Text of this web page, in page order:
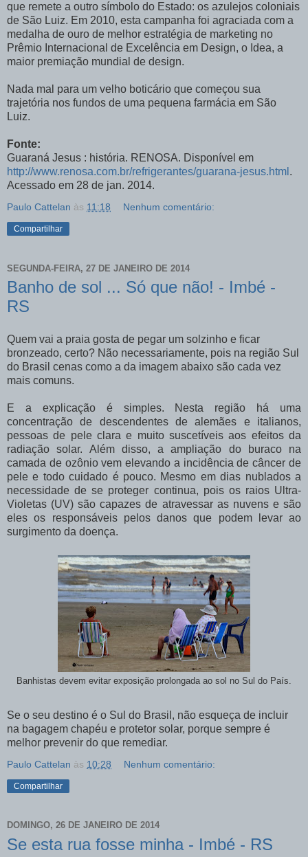
que remete a outro símbolo do Estado: os azulejos coloniais
de São Luiz. Em 2010, esta campanha foi agraciada com a
medalha de ouro de melhor estratégia de marketing no
Prêmio Internacional de Excelência em Design, o Idea, a
maior premiação mundial de design.
Nada mal para um velho boticário que começou sua
trajetória nos fundos de uma pequena farmácia em São
Luiz.
Fonte:
Guaraná Jesus : história. RENOSA. Disponível em
http://www.renosa.com.br/refrigerantes/guarana-jesus.html .
Acessado em 28 de jan. 2014.
Paulo Cattelan às 11:18 Nenhum comentário:
Compartilhar
SEGUNDA-FEIRA, 27 DE JANEIRO DE 2014
Banho de sol ... Só que não! - Imbé -
RS
Quem vai a praia gosta de pegar um solzinho e ficar
bronzeado, certo? Não necessariamente, pois na região Sul
do Brasil cenas como a da imagem abaixo são cada vez
mais comuns.
E a explicação é simples. Nesta região há uma
concentração de descendentes de alemães e italianos,
pessoas de pele clara e muito suscetíveis aos efeitos da
radiação solar. Além disso, a ampliação do buraco na
camada de ozônio vem elevando a incidência de câncer de
pele e todo cuidado é pouco. Mesmo em dias nublados a
necessidade de se proteger continua, pois os raios Ultra-
Violetas (UV) são capazes de atravessar as nuvens e são
eles os responsáveis pelos danos que podem levar ao
surgimento da doença.
Banhistas devem evitar exposição prolongada ao sol no Sul do País.
Se o seu destino é o Sul do Brasil, não esqueça de incluir
na bagagem chapéu e protetor solar, porque sempre é
melhor prevenir do que remediar.
Paulo Cattelan às 10:28 Nenhum comentário:
Compartilhar
DOMINGO, 26 DE JANEIRO DE 2014
Se esta rua fosse minha - Imbé - RS